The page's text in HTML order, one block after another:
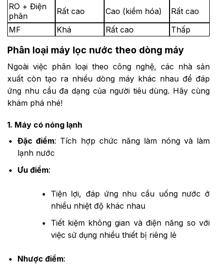
RO + Điện
phân
Rất cao Cao (kiềm hóa)
Rất cao
MF
Khá Rất cao Thấp
Phân loại máy lọc nước theo dòng máy
Ngoài việc phân loại theo công nghệ, các nhà sản
xuất còn tạo ra nhiều dòng máy khác nhau để đáp
ứng nhu cầu đa dạng của người tiêu dùng. Hãy cùng
khám phá nhé!
1. Máy có nóng lạnh
Đặc điểm: Tích hợp chức năng làm nóng và làm
lạnh nước
Ưu điểm:
Tiện lợi, đáp ứng nhu cầu uống nước ở
nhiều nhiệt độ khác nhau
Tiết kiệm không gian và điện năng so với
việc sử dụng nhiều thiết bị riêng lẻ
Nhược điểm: